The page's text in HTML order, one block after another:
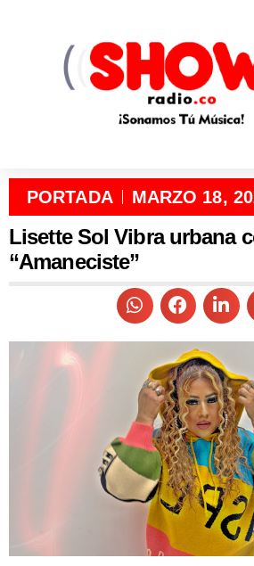
PORTADA MARZO 18,
Lisette Sol Vibra urbana
“Amaneciste”